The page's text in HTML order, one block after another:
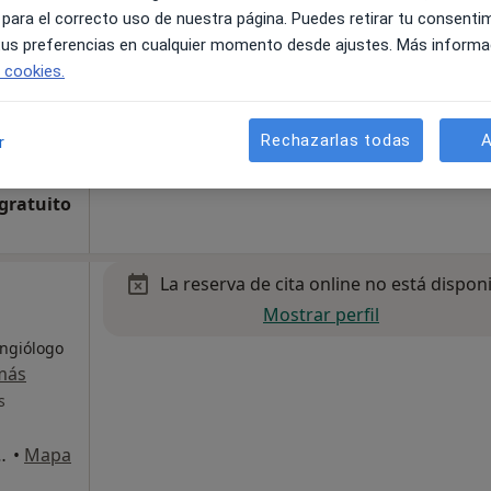
Tenerife
Ver teléfono
de Tenerife • Mapa
La reserva de cita online no está
Mostrar perfil
el correcto uso de nuestra página. Puedes retirar tu
preferencias en cualquier momento desde ajustes. Más
Rechazarlas todas